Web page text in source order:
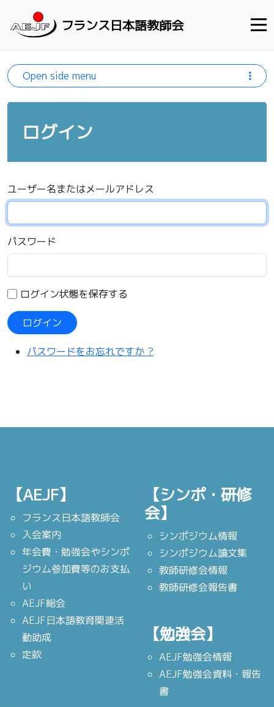
フランス日本語教師会
ログイン
ユーザー名またはメールアドレス
パスワード
ログイン状態を保存する
ログイン
パスワードをお忘れですか ?
Open side menu
【AEJF】
フランス日本語教師会
入会案内
年会費・勉強会やシンポ
ジウム参加費等のお支払
い
AEJF総会
AEJF日本語教育関連活
動助成
定款
【シンポ・研修
会】
シンポジウム情報
シンポジウム論文集
教師研修会情報
教師研修会報告書
【勉強会】
AEJF勉強会情報
AEJF勉強会資料・報告
書